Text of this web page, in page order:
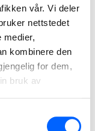
vår. Vi deler
nettstedet
medier,
kombinere den
for dem,
bruk av
2022 og er et
kommune,